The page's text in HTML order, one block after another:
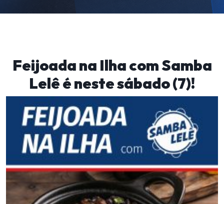
Feijoada na Ilha com Samba
Lelê é neste sábado (7)!